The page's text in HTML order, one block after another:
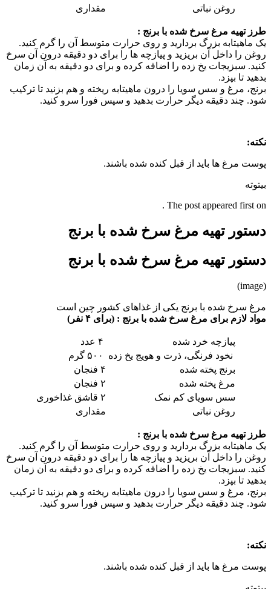
روغن نباتی
مقداری
طرز تهیه مرغ سرخ شده با برنج :
یک ماهیتابه بزرگ بردارید و روی حرارت متوسط آن را گرم کنید.
روغن را داخل آن بریزید و پیازچه ها را برای دو دقیقه درون آن سرخ
کنید. سبزیجات یخ زده را اضافه کرده و برای دو دقیقه به آن زمان
بدهید تا بپزد.
برنج، مرغ و سس سویا را درون ماهیتابه ریخته و هم بزنید تا ترکیب
شود. چند دقیقه دیگر حرارت بدهید و سپس فورا سرو کنید.
نکته:
پوست مرغ ها باید از قبل کنده شده باشند.
بیتوته
The post appeared first on .
دستور تهیه مرغ سرخ شده با برنج
دستور تهیه مرغ سرخ شده با برنج
(image)
مرغ سرخ شده با برنج یکی از غذاهای کشور چین است
مواد لازم برای مرغ سرخ شده با برنج : (برای ۴ نفر)
پیازچه خرد شده
نخود فرنگی، ذرت و هویج یخ زده
برنج پخته شده
۴ فنجان
مرغ پخته شده
۲ فنجان
سس سویای کم نمک
۲ قاشق غذاخوری
روغن نباتی
مقداری
طرز تهیه مرغ سرخ شده با برنج :
یک ماهیتابه بزرگ بردارید و روی حرارت متوسط آن را گرم کنید.
روغن را داخل آن بریزید و پیازچه ها را برای دو دقیقه درون آن سرخ
کنید. سبزیجات یخ زده را اضافه کرده و برای دو دقیقه به آن زمان
بدهید تا بپزد.
برنج، مرغ و سس سویا را درون ماهیتابه ریخته و هم بزنید تا ترکیب
شود. چند دقیقه دیگر حرارت بدهید و سپس فورا سرو کنید.
نکته:
پوست مرغ ها باید از قبل کنده شده باشند.